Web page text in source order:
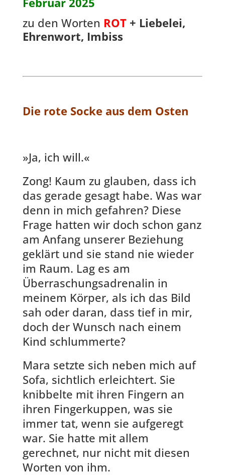
zu den Worten ROT+ Liebelei,
Ehrenwort, Imbiss
Die rote Socke aus dem Osten
»Ja, ich will.«
Zong! Kaum zu glauben, dass ich
das gerade gesagt habe. Was war
denn in mich gefahren? Diese
Frage hatten wir doch schon ganz
am Anfang unserer Beziehung
geklärt und sie stand nie wieder
im Raum. Lag es am
Überraschungsadrenalin in
meinem Körper, als ich das Bild
sah oder daran, dass tief in mir,
doch der Wunsch nach einem
Kind schlummerte?
Mara setzte sich neben mich auf
Sofa, sichtlich erleichtert. Sie
knibbelte mit ihren Fingern an
ihren Fingerkuppen, was sie
immer tat, wenn sie aufgeregt
war. Sie hatte mit allem
gerechnet, nur nicht mit diesen
Worten von ihm.